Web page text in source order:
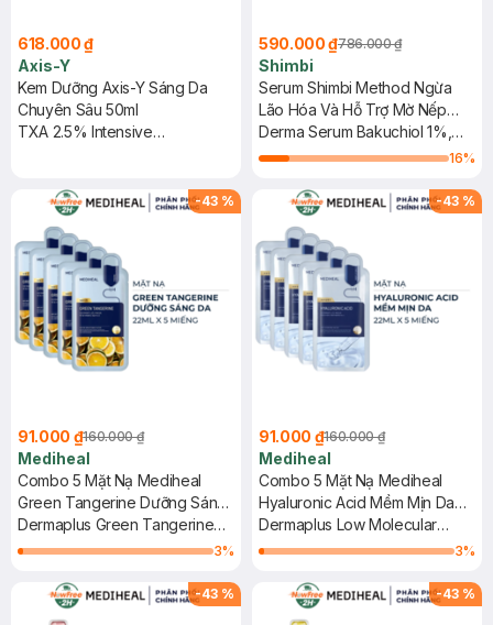
618.000 ₫
Axis-Y
Kem Dưỡng Axis-Y Sáng Da
Chuyên Sâu 50ml
TXA 2.5% Intensive
590.000 ₫786.000 ₫
Shimbi
Serum Shimbi Method Ngừa
Lão Hóa Và Hỗ Trợ Mờ Nếp
Nhăn 15mlx15ml
Derma Serum Bakuchiol 1%,
Retinol, Retinol Derivative
16%
-43 %
91.000 ₫160.000 ₫
Mediheal
Combo 5 Mặt Nạ Mediheal
Green Tangerine Dưỡng Sáng
Da 22ml
Dermaplus Green Tangerine
Mask
3%
-43 %
91.000 ₫160.000 ₫
Mediheal
Combo 5 Mặt Nạ Mediheal
Hyaluronic Acid Mềm Mịn Da
22ml
Dermaplus Low Molecular
Hyaluronic Acid Mask
3%
-43 % -43 %